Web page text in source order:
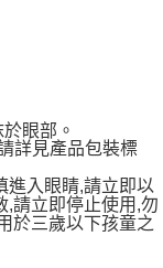
眼部。
詳見產品包裝標
進入眼睛,請立即以
,請立即停止使用,勿
於三歲以下孩童之